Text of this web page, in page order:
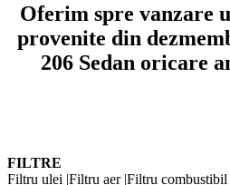
Oferim spre vanzare
provenite din
206 Sedan oricare
FILTRE
Filtru ulei |Filtru aer |Filtru